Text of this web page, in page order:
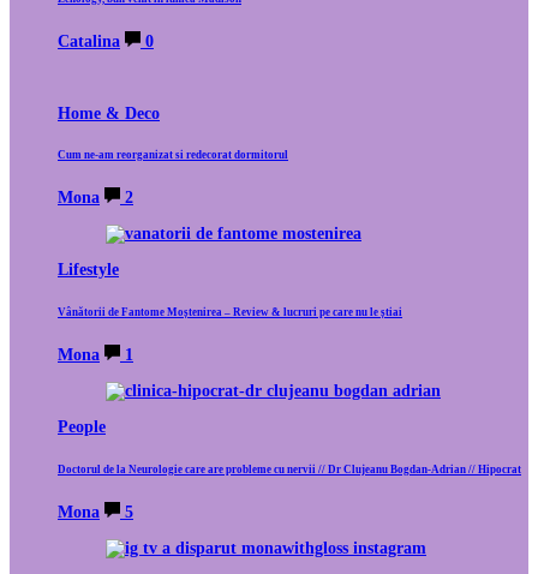
Catalina 0
Home & Deco
Cum ne-am reorganizat si redecorat dormitorul
Mona 2
Lifestyle
Vânătorii de Fantome Moștenirea – Review & lucruri pe care nu le știai
Mona 1
People
Doctorul de la Neurologie care are probleme cu nervii // Dr Clujeanu Bogdan-Adrian // Hipocrat
Mona 5